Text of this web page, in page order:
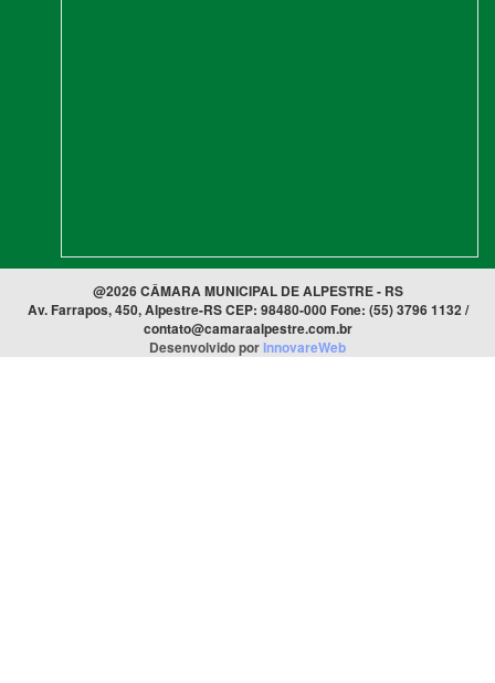
@2026 CÂMARA MUNICIPAL DE ALPESTRE - RS
Av. Farrapos, 450, Alpestre-RS CEP: 98480-000 Fone: (55) 3796 1132 /
contato@camaraalpestre.com.br
Desenvolvido porInnovareWeb